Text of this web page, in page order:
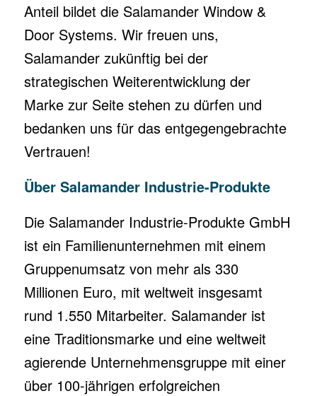
Anteil bildet die Salamander Window &
Door Systems. Wir freuen uns,
Salamander zukünftig bei der
strategischen Weiterentwicklung der
Marke zur Seite stehen zu dürfen und
bedanken uns für das entgegengebrachte
Vertrauen!
Über Salamander Industrie-Produkte
Die Salamander Industrie-Produkte GmbH
ist ein Familienunternehmen mit einem
Gruppenumsatz von mehr als 330
Millionen Euro, mit weltweit insgesamt
rund 1.550 Mitarbeiter. Salamander ist
eine Traditionsmarke und eine weltweit
agierende Unternehmensgruppe mit einer
über 100-jährigen erfolgreichen